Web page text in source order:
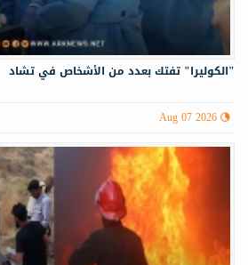
"الكوليرا" تفتك بعدد من الأشخاص في تشاد
Aug 07 2026